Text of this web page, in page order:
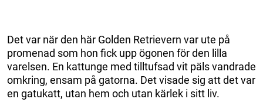
Det var när den här Golden Retrievern var ute på
promenad som hon fick upp ögonen för den lilla
varelsen. En kattunge med tilltufsad vit päls vandrade
omkring, ensam på gatorna. Det visade sig att det var
en gatukatt, utan hem och utan kärlek i sitt liv.